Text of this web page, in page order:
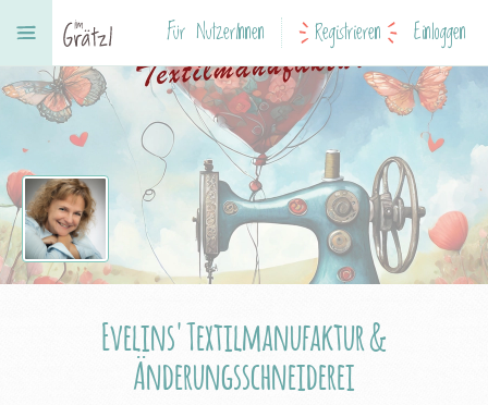
Für NutzerInnen Registrieren Einloggen
Evelins' Textilmanufaktur &
Änderungsschneiderei